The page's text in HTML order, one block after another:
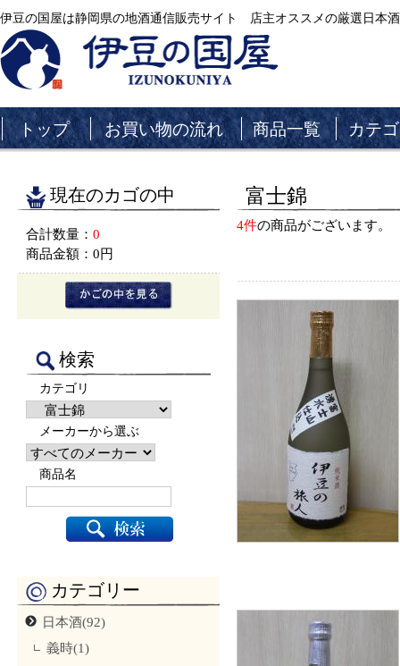
伊豆の国屋は静岡県の地酒通信販売サイト 店主オススメの厳選日本
トップ お買い物の流れ 商品一覧 カテ
現在のカゴの中
合計数量： 0
商品金額： 0円
検索
カテゴリ
メーカーから選ぶ
商品名
カテゴリー
日本酒(92)
義時(1)
富士錦
4件の商品がございます。